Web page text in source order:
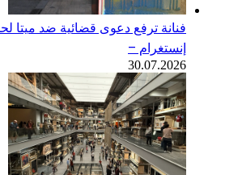
فنانة ترفع دعوى قضائية ضد ميتا
إنستغرام –
30.07.2026